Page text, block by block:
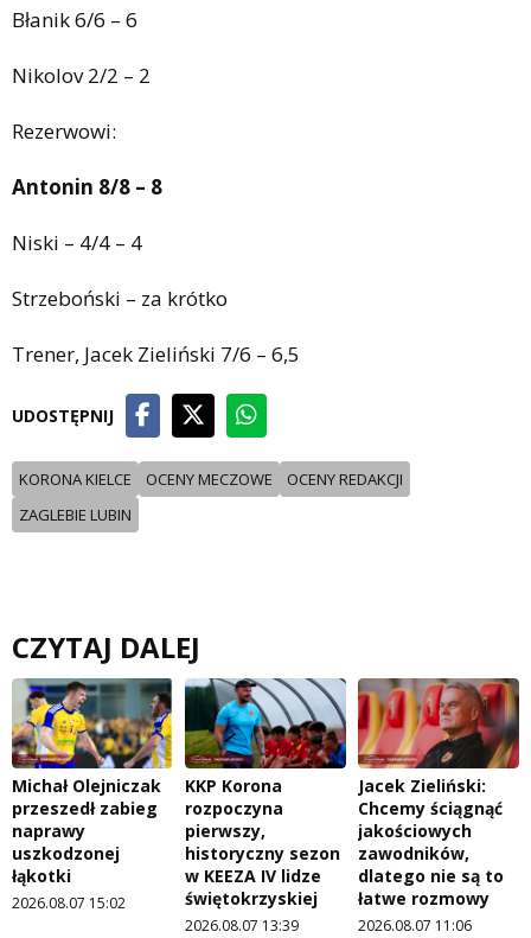
Błanik 6/6 – 6
Nikolov 2/2 – 2
Rezerwowi:
Antonin 8/8 – 8
Niski – 4/4 – 4
Strzeboński – za krótko
Trener, Jacek Zieliński 7/6 – 6,5
UDOSTĘPNIJ
KORONA KIELCE OCENY MECZOWE
OCENY REDAKCJI
ZAGLEBIE LUBIN
CZYTAJ DALEJ
Michał Olejniczak
przeszedł zabieg
naprawy
uszkodzonej
łąkotki
2026.08.07 15:02
KKP Korona
rozpoczyna
pierwszy,
historyczny sezon
w KEEZA IV lidze
świętokrzyskiej
2026.08.07 13:39
Jacek Zieliński:
Chcemy ściągnąć
jakościowych
zawodników,
dlatego nie są to
łatwe rozmowy
2026.08.07 11:06